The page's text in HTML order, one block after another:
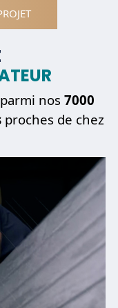
parmi nos 7000
proches de chez